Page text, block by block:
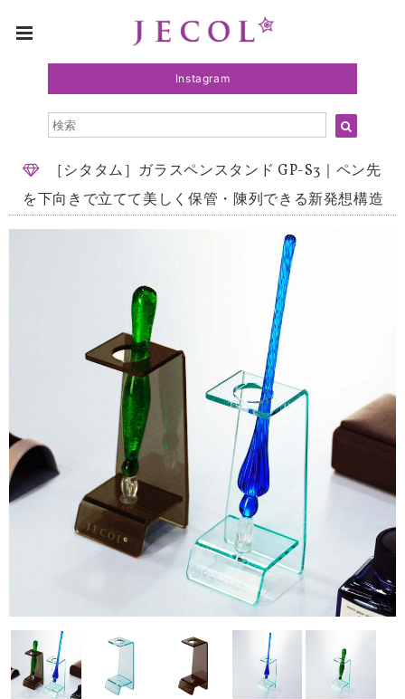
Instagram
［シタタム］ガラスペンスタンド GP-S3｜ペン先
を下向きで立てて美しく保管・陳列できる新発想構造